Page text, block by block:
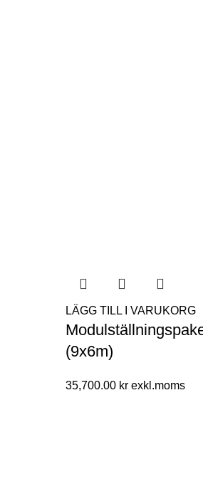
LÄGG TILL I VARUKORG
(9x6m)
35,700.00 kr